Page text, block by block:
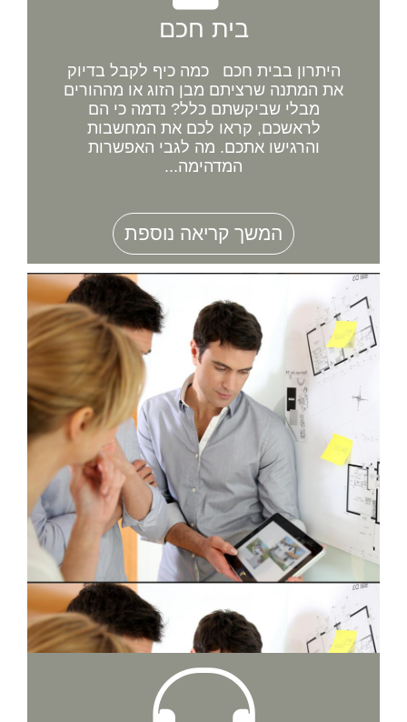
בית חכם
היתרון בבית חכם כמה כיף לקבל בדיוק
את המתנה שרציתם מבן הזוג או מההורים
מבלי שביקשתם כלל? נדמה כי הם
לראשכם, קראו לכם את המחשבות
והרגישו אתכם. מה לגבי האפשרות
המדהימה...
המשך קריאה נוספת